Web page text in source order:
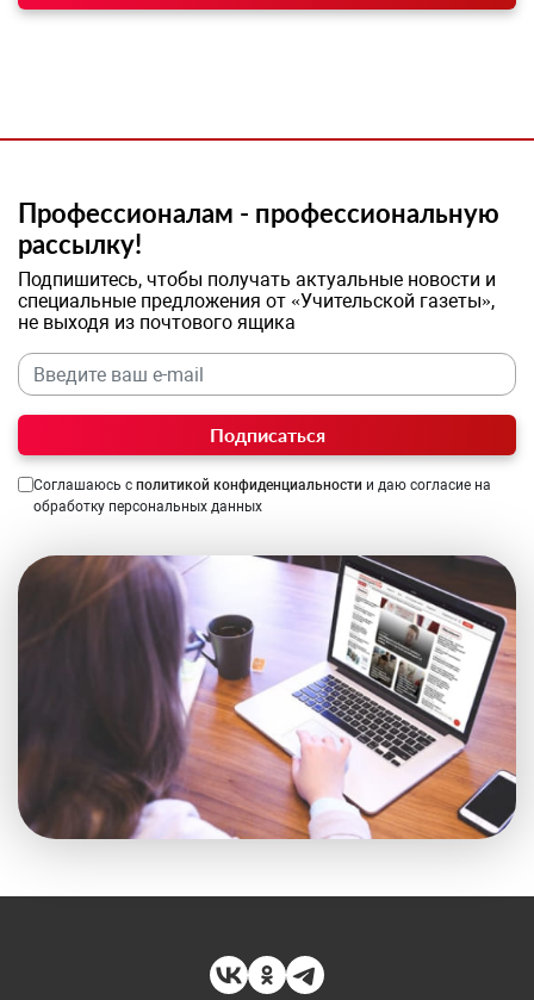
Профессионалам - профессиональную
рассылку!
Подпишитесь, чтобы получать актуальные новости и
специальные предложения от «Учительской газеты»,
не выходя из почтового ящика
Подписаться
Соглашаюсь с политикой конфиденциальности и даю согласие на
обработку персональных данных